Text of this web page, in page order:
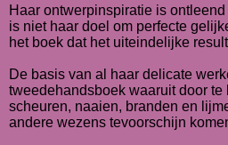
Haar ontwerpinspiratie is
is niet haar doel om perfecte
het boek dat het uiteindelijke
De basis van al haar delicate
tweedehandsboek waaruit door te
scheuren, naaien, branden en
andere wezens tevoorschijn